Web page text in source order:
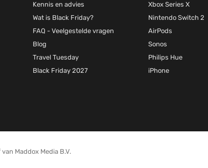
Kennis en advies
Wat is Black Friday?
FAQ - Veelgestelde vragen
Blog
Travel Tuesday
Black Friday 2027
Xbox Series X
Nintendo Switch 2
AirPods
Sonos
Philips Hue
iPhone
Maddox Media B.V.